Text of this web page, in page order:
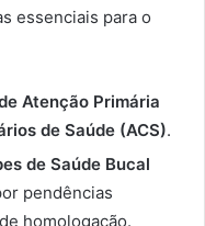
essenciais para o
Atenção Primária
de Saúde (ACS).
de Saúde Bucal
pendências
homologação.